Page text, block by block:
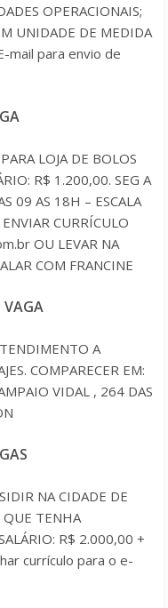
OPERACIONAIS;
UNIDADE DE MEDIDA
mail para envio de
LOJA DE BOLOS
R$ 1.200,00. SEG A
09 AS 18H – ESCALA
CURRÍCULO
OU LEVAR NA
COM FRANCINE
VAGA
A
COMPARECER EM:
VIDAL , 264 DAS
NA CIDADE DE
QUE TENHA
R$ 2.000,00 +
currículo para o e-